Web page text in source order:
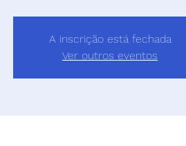
A inscrição está fechada
Ver outros eventos